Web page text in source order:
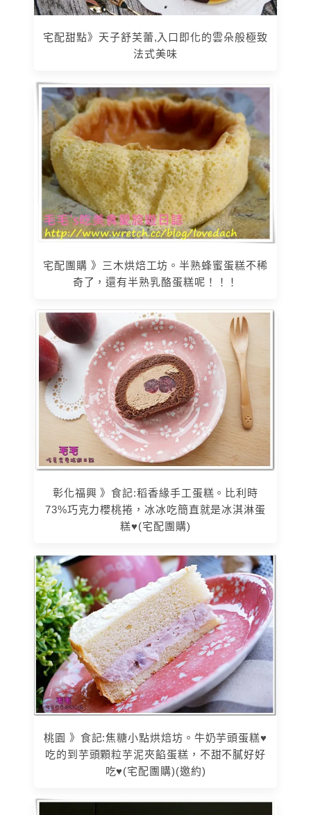
宅配甜點》天子舒芙蕾,入口即化的雲朵般極致
法式美味
宅配團購 》三木烘焙工坊。半熟蜂蜜蛋糕不稀
奇了，還有半熟乳酪蛋糕呢！！！
彰化福興 》食記:稻香緣手工蛋糕。比利時
73%巧克力櫻桃捲，冰冰吃簡直就是冰淇淋蛋
糕♥(宅配團購)
桃園 》食記:焦糖小點烘焙坊。牛奶芋頭蛋糕♥
吃的到芋頭顆粒芋泥夾餡蛋糕，不甜不膩好好
吃♥(宅配團購)(邀約)